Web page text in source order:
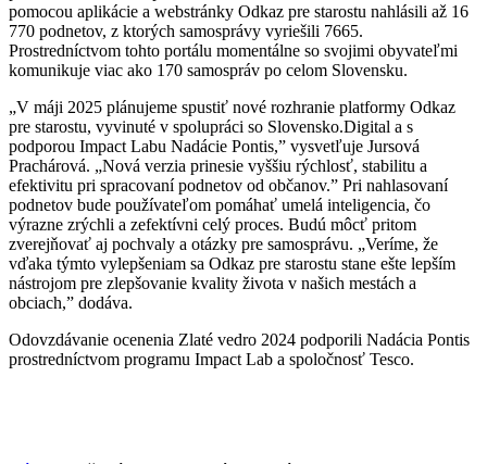
pomocou aplikácie a webstránky Odkaz pre starostu nahlásili až 16
770 podnetov, z ktorých samosprávy vyriešili 7665.
Prostredníctvom tohto portálu momentálne so svojimi obyvateľmi
komunikuje viac ako 170 samospráv po celom Slovensku.
„V máji 2025 plánujeme spustiť nové rozhranie platformy Odkaz
pre starostu, vyvinuté v spolupráci so Slovensko.Digital a s
podporou Impact Labu Nadácie Pontis,” vysvetľuje Jursová
Prachárová. „Nová verzia prinesie vyššiu rýchlosť, stabilitu a
efektivitu pri spracovaní podnetov od občanov.” Pri nahlasovaní
podnetov bude používateľom pomáhať umelá inteligencia, čo
výrazne zrýchli a zefektívni celý proces. Budú môcť pritom
zverejňovať aj pochvaly a otázky pre samosprávu. „Veríme, že
vďaka týmto vylepšeniam sa Odkaz pre starostu stane ešte lepším
nástrojom pre zlepšovanie kvality života v našich mestách a
obciach,” dodáva.
Odovzdávanie ocenenia Zlaté vedro 2024 podporili Nadácia Pontis
prostredníctvom programu Impact Lab a spoločnosť Tesco.